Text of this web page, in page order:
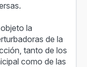
la
de la
tanto de los
como de las